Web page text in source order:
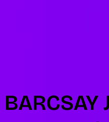
BARCSAY